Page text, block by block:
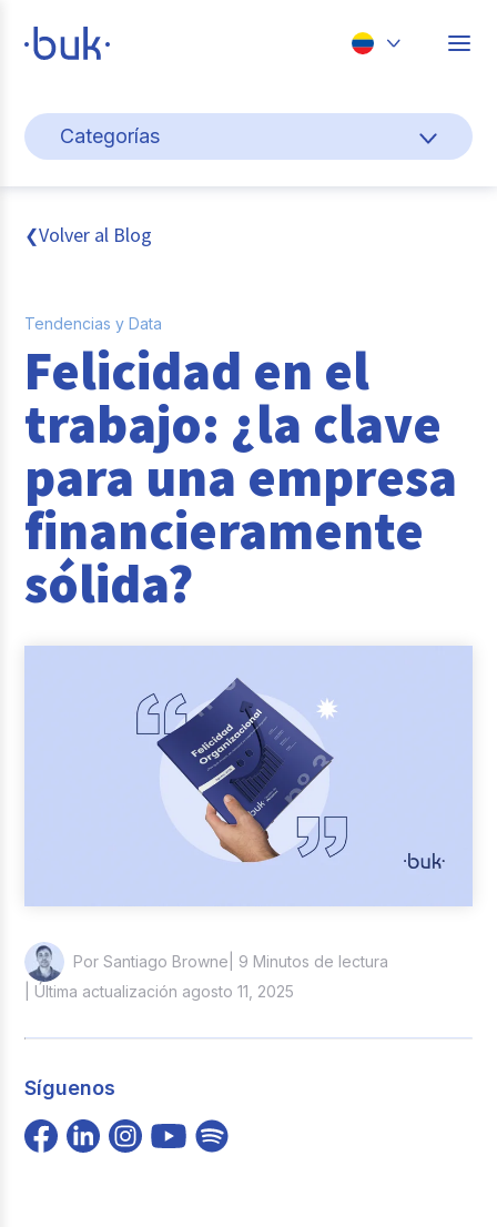
Perú
Categorías
Cultura y bienestar laboral
Gestión de personas
Pago de nómina
Buk
Transformación digital
Tendencias y Data
Reclutamiento y Selección
Casos de éxito
❮Volver al Blog
Tendencias y Data
Felicidad en el
trabajo: ¿la clave
para una empresa
financieramente
sólida?
Por Santiago Browne | 9 Minutos de lectura
| Última actualización agosto 11, 2025
Síguenos